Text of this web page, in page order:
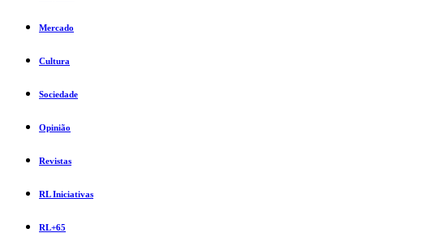
Mercado
Cultura
Sociedade
Opinião
Revistas
RL Iniciativas
RL+65